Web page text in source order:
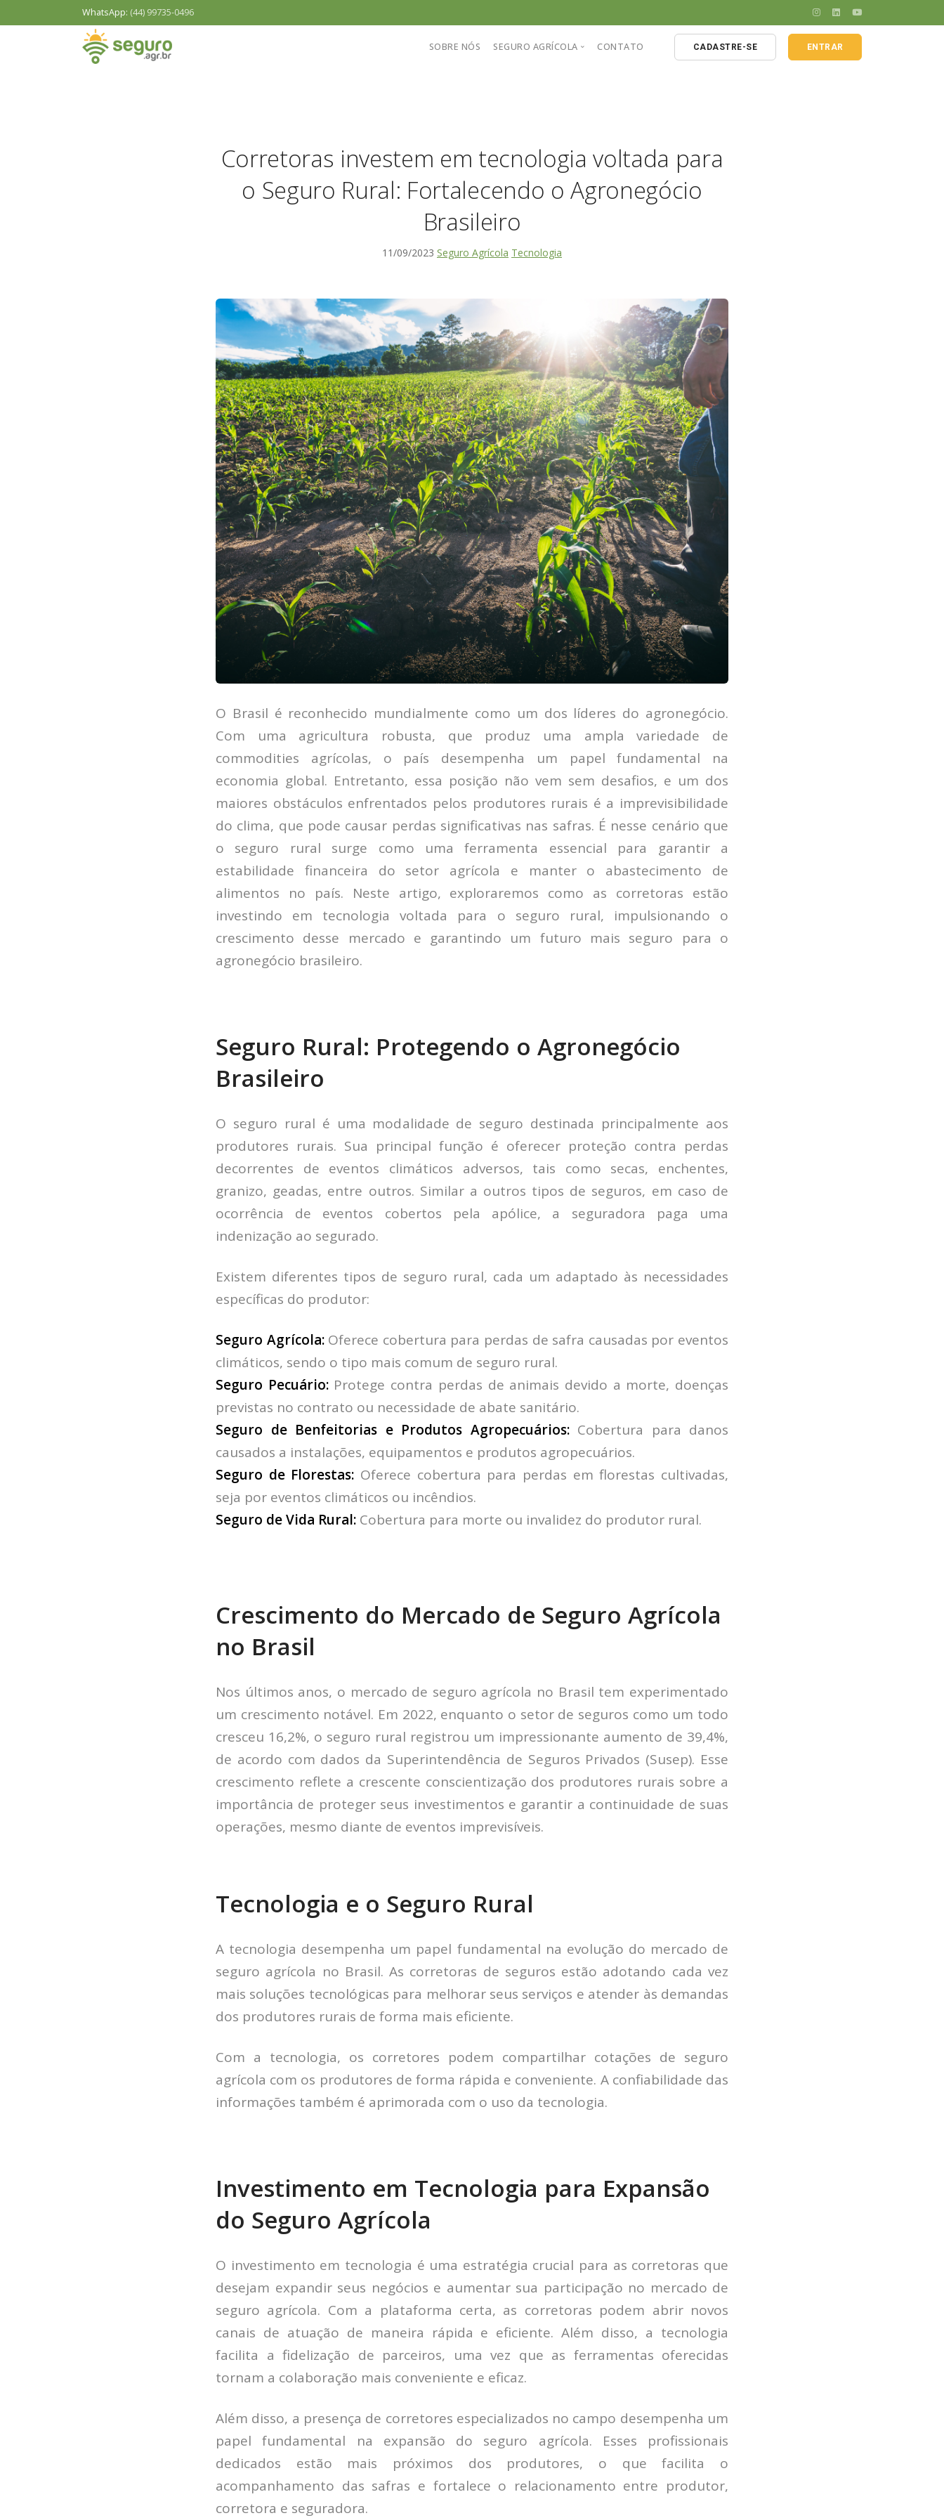
WhatsApp: (44) 99735-0496
SOBRE NÓS SEGURO AGRÍCOLA
Informações sobre seguro agrícola
Cotação de seguro agrícola
CONTATO CADASTRE-SE ENTRAR
Corretoras investem em tecnologia voltada para
o Seguro Rural: Fortalecendo o Agronegócio
Brasileiro
11/09/2023 Seguro Agrícola Tecnologia
O Brasil é reconhecido mundialmente como um dos líderes do agronegócio.
Com uma agricultura robusta, que produz uma ampla variedade de
commodities agrícolas, o país desempenha um papel fundamental na
economia global. Entretanto, essa posição não vem sem desafios, e um dos
maiores obstáculos enfrentados pelos produtores rurais é a imprevisibilidade
do clima, que pode causar perdas significativas nas safras. É nesse cenário que
o seguro rural surge como uma ferramenta essencial para garantir a
estabilidade financeira do setor agrícola e manter o abastecimento de
alimentos no país. Neste artigo, exploraremos como as corretoras estão
investindo em tecnologia voltada para o seguro rural, impulsionando o
crescimento desse mercado e garantindo um futuro mais seguro para o
agronegócio brasileiro.
Seguro Rural: Protegendo o Agronegócio
Brasileiro
O seguro rural é uma modalidade de seguro destinada principalmente aos
produtores rurais. Sua principal função é oferecer proteção contra perdas
decorrentes de eventos climáticos adversos, tais como secas, enchentes,
granizo, geadas, entre outros. Similar a outros tipos de seguros, em caso de
ocorrência de eventos cobertos pela apólice, a seguradora paga uma
indenização ao segurado.
Existem diferentes tipos de seguro rural, cada um adaptado às necessidades
específicas do produtor:
Seguro Agrícola: Oferece cobertura para perdas de safra causadas por eventos
climáticos, sendo o tipo mais comum de seguro rural.
Seguro Pecuário: Protege contra perdas de animais devido a morte, doenças
previstas no contrato ou necessidade de abate sanitário.
Seguro de Benfeitorias e Produtos Agropecuários: Cobertura para danos
causados a instalações, equipamentos e produtos agropecuários.
Seguro de Florestas: Oferece cobertura para perdas em florestas cultivadas,
seja por eventos climáticos ou incêndios.
Seguro de Vida Rural: Cobertura para morte ou invalidez do produtor rural.
Crescimento do Mercado de Seguro Agrícola
no Brasil
Nos últimos anos, o mercado de seguro agrícola no Brasil tem experimentado
um crescimento notável. Em 2022, enquanto o setor de seguros como um todo
cresceu 16,2%, o seguro rural registrou um impressionante aumento de 39,4%,
de acordo com dados da Superintendência de Seguros Privados (Susep). Esse
crescimento reflete a crescente conscientização dos produtores rurais sobre a
importância de proteger seus investimentos e garantir a continuidade de suas
operações, mesmo diante de eventos imprevisíveis.
Tecnologia e o Seguro Rural
A tecnologia desempenha um papel fundamental na evolução do mercado de
seguro agrícola no Brasil. As corretoras de seguros estão adotando cada vez
mais soluções tecnológicas para melhorar seus serviços e atender às demandas
dos produtores rurais de forma mais eficiente.
Com a tecnologia, os corretores podem compartilhar cotações de seguro
agrícola com os produtores de forma rápida e conveniente. A confiabilidade das
informações também é aprimorada com o uso da tecnologia.
Investimento em Tecnologia para Expansão
do Seguro Agrícola
O investimento em tecnologia é uma estratégia crucial para as corretoras que
desejam expandir seus negócios e aumentar sua participação no mercado de
seguro agrícola. Com a plataforma certa, as corretoras podem abrir novos
canais de atuação de maneira rápida e eficiente. Além disso, a tecnologia
facilita a fidelização de parceiros, uma vez que as ferramentas oferecidas
tornam a colaboração mais conveniente e eficaz.
Além disso, a presença de corretores especializados no campo desempenha um
papel fundamental na expansão do seguro agrícola. Esses profissionais
dedicados estão mais próximos dos produtores, o que facilita o
acompanhamento das safras e fortalece o relacionamento entre produtor,
corretora e seguradora.